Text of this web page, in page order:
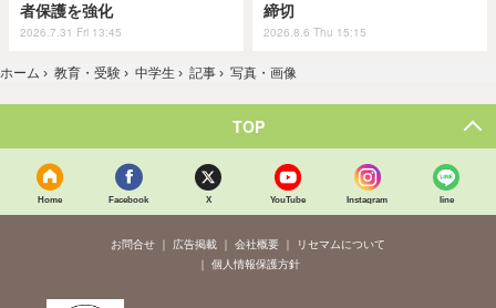
者保護を強化
2026.7.31 Fri 13:45
締切
2026.8.6 Thu 15:15
ホーム › 教育・受験 › 中学生 › 記事 › 写真・画像
TOP
Home Facebook X YouTube Instagram line
お問合せ 広告掲載 会社概要
リセマムについて
個人情報保護方針